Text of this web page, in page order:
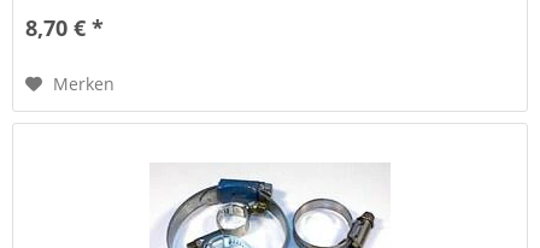
8,70 € *
Merken